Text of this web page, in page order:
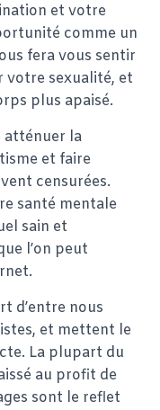
et votre
comme un
fera vous sentir
sexualité, et
plus apaisé.
atténuer la
et faire
censurées.
santé mentale
sain et
l’on peut
d’entre nous
et mettent le
La plupart du
au profit de
sont le reflet